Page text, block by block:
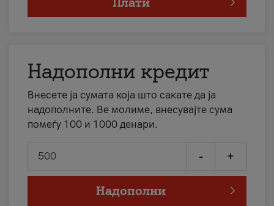
Надополни кредит
Внесете ја сумата која што сакате да ја
надополните. Ве молиме, внесувајте сума
помеѓу 100 и 1000 денари.
- +
Надополни